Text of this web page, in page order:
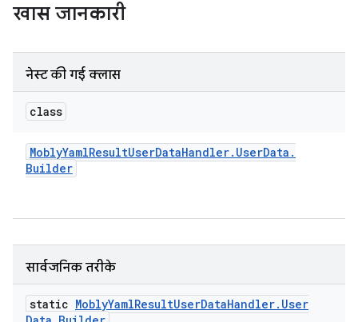
खास जानकारी
नेस्ट की गई क्लास
class
MoblyYamlResultUserDataHandler. UserData .
Builder
सार्वजनिक तरीके
static MoblyYamlResultUserDataHandler. User